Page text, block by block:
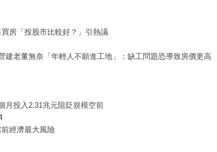
房「投股市比較好？」引熱議
建老董無奈「年輕人不願進工地」：缺工問題恐導致房價更高
月投入2.31兆元阻貶規模空前
經濟最大風險